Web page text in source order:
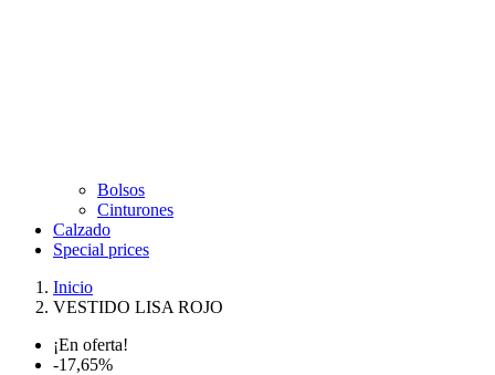
Bolsos
Cinturones
Calzado
Special prices
Inicio
VESTIDO LISA ROJO
¡En oferta!
-17,65%